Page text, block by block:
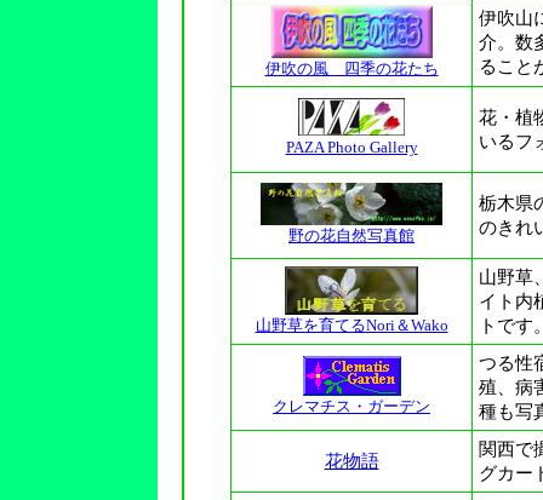
伊吹の風 四季の花たち
伊吹山
介。数
ること
PAZA Photo Gallery
花・植
いるフ
野の花自然写真館
栃木県
のきれ
山野草を育てるNori＆Wako
山野草
イト内
トです
クレマチス・ガーデン
つる性
殖、病
種も写
花物語
関西で
グカー